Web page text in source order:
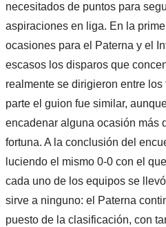
necesitados de puntos para
aspiraciones en liga. En la
ocasiones para el Paterna y el
escasos los disparos que
realmente se dirigieron entre
parte el guion fue similar,
encadenar alguna ocasión más
fortuna. A la conclusión del
luciendo el mismo 0-0 con el
cada uno de los equipos se
sirve a ninguno: el Paterna
puesto de la clasificación, con